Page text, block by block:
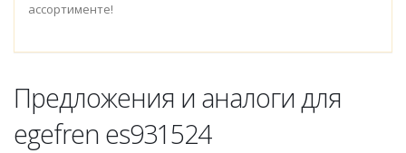
ассортименте!
Предложения и аналоги для
egefren es931524